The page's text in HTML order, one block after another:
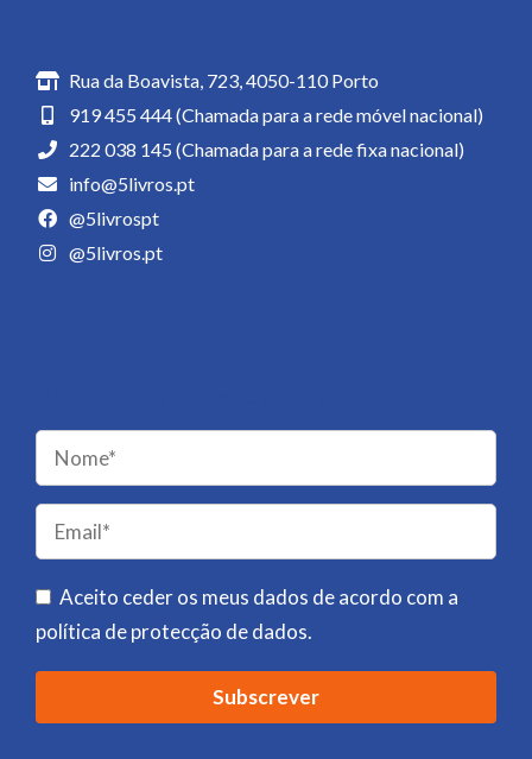
Rua da Boavista, 723, 4050-110 Porto
919 455 444 (Chamada para a rede móvel nacional)
222 038 145 (Chamada para a rede fixa nacional)
info@5livros.pt
@5livrospt
@5livros.pt
Please
leave
this
field
empty.
Aceito ceder os meus dados de acordo com a
política de protecção de dados.